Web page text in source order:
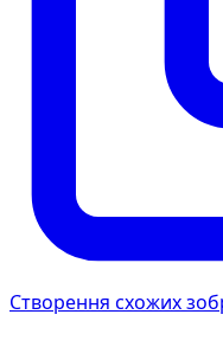
Створення схожих